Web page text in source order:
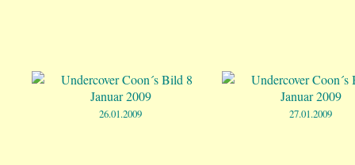
26.01.2009 27.01.2009